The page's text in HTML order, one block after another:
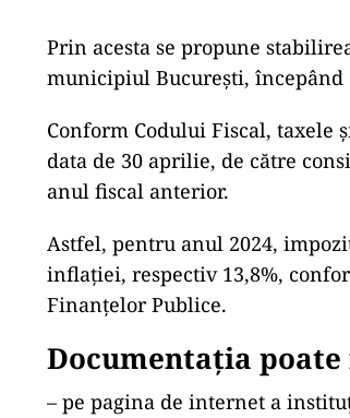
Prin acesta se propune
municipiul București, începând
Conform Codului Fiscal, taxele
data de 30 aprilie, de către
anul fiscal anterior.
Astfel, pentru anul 2024,
inflației, respectiv 13,8%,
Finanțelor Publice.
Documentația
– pe pagina de internet a